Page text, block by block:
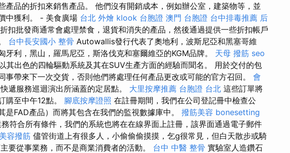
產品的折扣來銷售產品。 他們沒有開銷成本，例如辦公室，建築物等，並
中獲利。 - 美食廣場 台北 外燴 klook 台胞證 澳門 台胞證 台中排毒推薦 后
折扣批發商通常會處理禁食，退貨和消失的產品，然後通過提供一些折扣帳戶
台中長安國小 整骨 Autowallis發行代表了奧地利，波斯尼亞和黑塞哥維
牙利，黑山，羅馬尼亞，斯洛伐克和塞爾維亞的KGM品牌。 天母 撥筋 seo
其出色的四輪驅動系統及其在SUV生產方面的經驗而聞名。 用於交付的包
事帶來下一次交貨，否則他們將處理任何產品更改或可能的官方召回。 會
遞服務巡迴演出所涵蓋的定居點。 大里按摩推薦 台胞證 台北 這些訂單將
購至中午12點。 腳底按摩證照 在註冊期間，我們在公司登記冊中檢查公
是FAD產品）而將其包含在我們的監視數據庫中。 撥筋美容 bonesetting
符合所有條件，我們的系統也將在在線界面上註冊，該界面通過電子郵件
美容撥筋 儘管街道上有很多人，小偷偷偷摸摸，乞g很常見，但白天散步或騎
要從事業務，而不是商業消費者的活動。 台中 中醫 整骨 實驗室人造鑽石